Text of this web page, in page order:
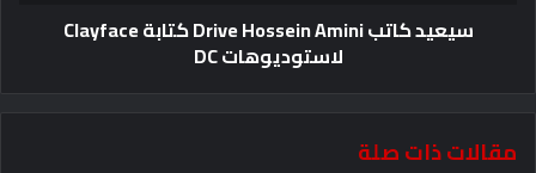
سيعيد كاتب Drive Hossein Amini كتابة Clayface
لاستوديوهات DC
مقالات ذات صلة